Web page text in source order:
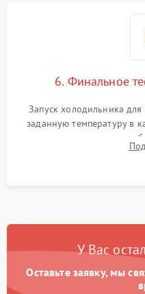
6. Финальное
Запуск холодильника
заданную температуру в
компрессора, отсутствия
срабатывания
У Вас
Оставьте заявку, мы